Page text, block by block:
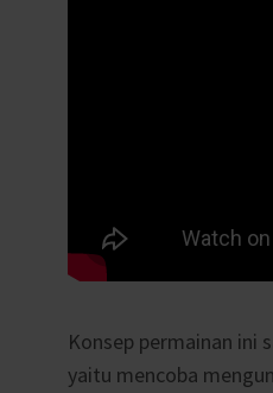
Konsep permainan ini
yaitu mencoba